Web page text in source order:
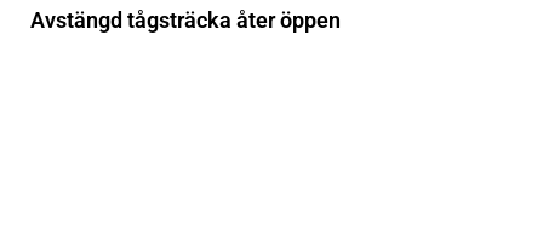
Avstängd tågsträcka åter öppen